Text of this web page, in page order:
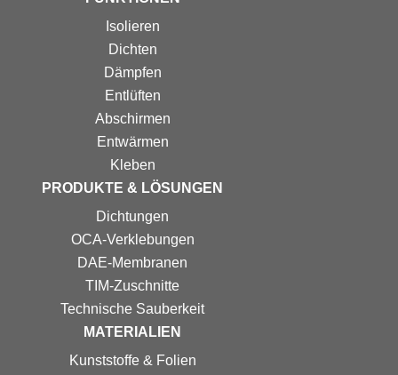
Isolieren
Dichten
Dämpfen
Entlüften
Abschirmen
Entwärmen
Kleben
PRODUKTE & LÖSUNGEN
Dichtungen
OCA-Verklebungen
DAE-Membranen
TIM-Zuschnitte
Technische Sauberkeit
MATERIALIEN
Kunststoffe & Folien